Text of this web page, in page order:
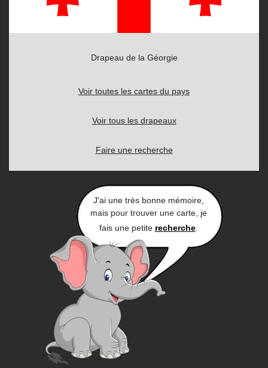
Drapeau de la Géorgie
Voir toutes les cartes du pays
Voir tous les drapeaux
Faire une recherche
J'ai une très bonne mémoire,
mais pour trouver une carte, je
fais une petite recherche.